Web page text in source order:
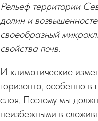
Рельеф территории
долин и
своеобразный
свойства почв.
И климатические
горизонта, особенно в
слоя. Поэтому мы
неизбежными в